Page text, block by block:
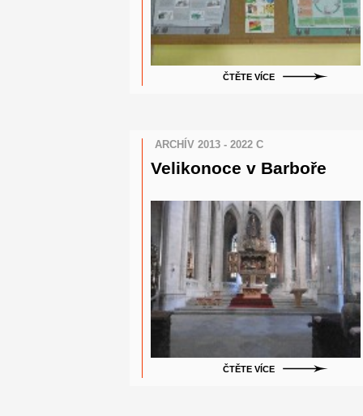
ČTĚTE VÍCE
ARCHÍV 2013 - 2022 C
Velikonoce v Barboře
ČTĚTE VÍCE